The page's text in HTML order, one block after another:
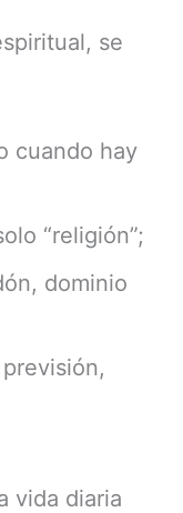
se
cuando hay
“religión”;
dominio
vida diaria